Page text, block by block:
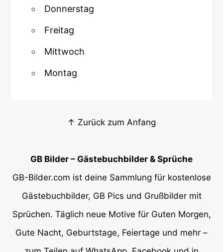
Donnerstag
Freitag
Mittwoch
Montag
↑ Zurück zum Anfang
GB Bilder – Gästebuchbilder & Sprüche
GB-Bilder.com ist deine Sammlung für kostenlose
Gästebuchbilder, GB Pics und Grußbilder mit
Sprüchen. Täglich neue Motive für Guten Morgen,
Gute Nacht, Geburtstage, Feiertage und mehr –